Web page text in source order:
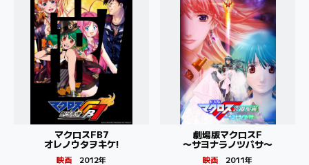
マクロスFB7
オレノウタヲキケ!
映画 2012年
劇場版マクロスF
〜サヨナラノツバサ〜
映画 2011年